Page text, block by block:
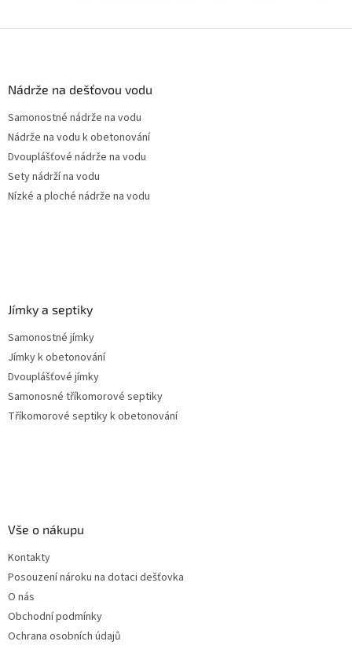
Nádrže na dešťovou vodu
Samonostné nádrže na vodu
Nádrže na vodu k obetonování
Dvouplášťové nádrže na vodu
Sety nádrží na vodu
Nízké a ploché nádrže na vodu
Jímky a septiky
Samonostné jímky
Jímky k obetonování
Dvouplášťové jímky
Samonosné tříkomorové septiky
Tříkomorové septiky k obetonování
Vše o nákupu
Kontakty
Posouzení nároku na dotaci dešťovka
O nás
Obchodní podmínky
Ochrana osobních údajů